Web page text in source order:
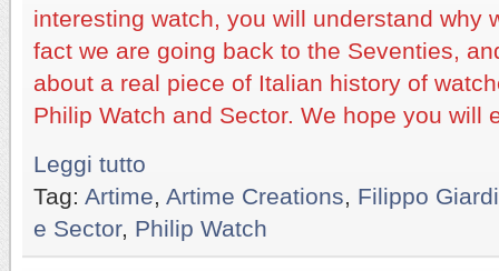
interesting watch, you will understand why
fact we are going back to the Seventies,
about a real piece of Italian history of
Philip Watch and Sector. We hope you will
Leggi tutto
Tag: Artime Artime Creations
Filippo
e Sector, Philip Watch